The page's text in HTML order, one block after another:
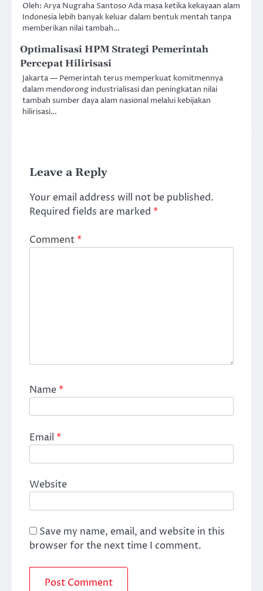
Oleh: Arya Nugraha Santoso Ada masa ketika kekayaan alam
Indonesia lebih banyak keluar dalam bentuk mentah tanpa
memberikan nilai tambah…
Optimalisasi HPM Strategi Pemerintah
Percepat Hilirisasi
Jakarta — Pemerintah terus memperkuat komitmennya
dalam mendorong industrialisasi dan peningkatan nilai
tambah sumber daya alam nasional melalui kebijakan
hilirisasi…
Leave a Reply
Your email address will not be published.
Required fields are marked *
Comment*
Name*
Email *
Website
Save my name, email, and website in this
browser for the next time I comment.